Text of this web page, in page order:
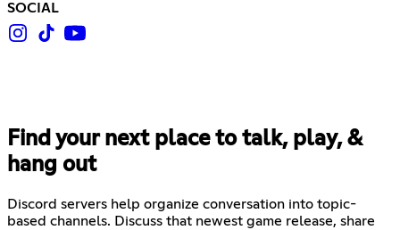
SOCIAL
Find your next place to talk, play, &
hang out
Discord servers help organize conversation into topic-
based channels. Discuss that newest game release, share